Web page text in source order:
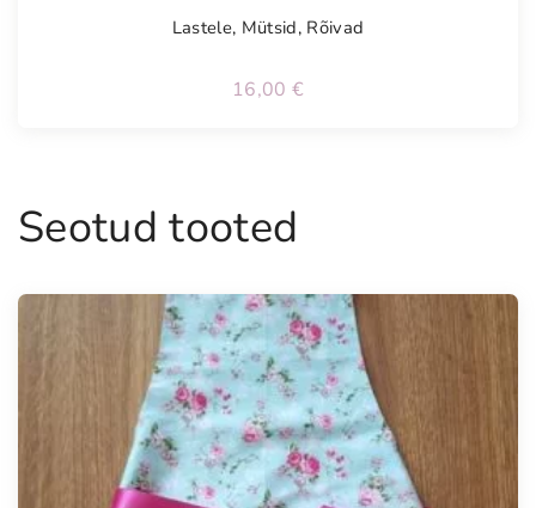
Lastele, Mütsid, Rõivad
16,00 €
Seotud tooted